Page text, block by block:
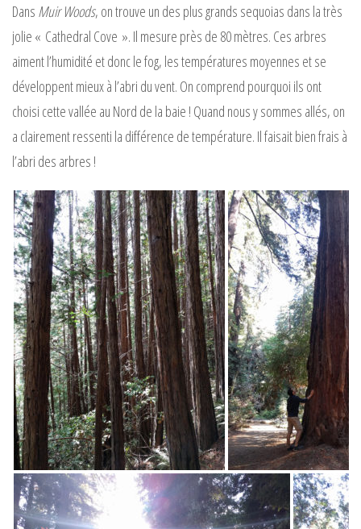
Dans Muir Woods, on trouve un des plus grands sequoias dans la très
jolie « Cathedral Cove ». Il mesure près de 80 mètres. Ces arbres
aiment l’humidité et donc le fog, les températures moyennes et se
développent mieux à l’abri du vent. On comprend pourquoi ils ont
choisi cette vallée au Nord de la baie ! Quand nous y sommes allés, on
a clairement ressenti la différence de température. Il faisait bien frais à
l’abri des arbres !